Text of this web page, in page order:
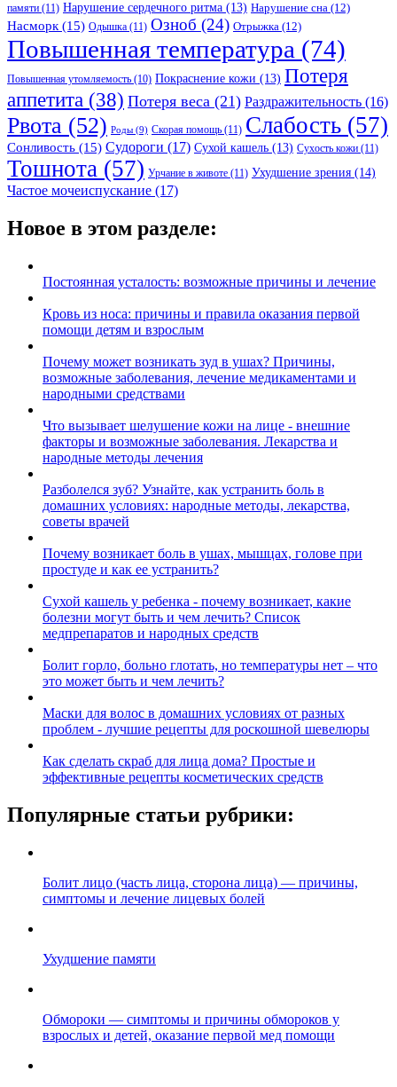
памяти (11) Нарушение сердечного ритма (13) Нарушение сна (12)
Насморк(15) Одышка (11) Озноб (24) Отрыжка (12)
Повышенная температура (74)
Повышенная утомляемость (10) Покраснение кожи (13) Потеря
аппетита (38) Потеря веса (21) Раздражительность (16)
Рвота (52) Роды (9) Скорая помощь (11) Слабость (57)
Сонливость (15) Судороги (17) Сухой кашель (13) Сухость кожи (11)
Тошнота (57) Урчание в животе (11) Ухудшение зрения (14)
Частое мочеиспускание (17)
Новое в этом разделе:
Постоянная усталость: возможные причины и лечение
Кровь из носа: причины и правила оказания первой
помощи детям и взрослым
Почему может возникать зуд в ушах? Причины,
возможные заболевания, лечение медикаментами и
народными средствами
Что вызывает шелушение кожи на лице - внешние
факторы и возможные заболевания. Лекарства и
народные методы лечения
Разболелся зуб? Узнайте, как устранить боль в
домашних условиях: народные методы, лекарства,
советы врачей
Почему возникает боль в ушах, мышцах, голове при
простуде и как ее устранить?
Сухой кашель у ребенка - почему возникает, какие
болезни могут быть и чем лечить? Список
медпрепаратов и народных средств
Болит горло, больно глотать, но температуры нет – что
это может быть и чем лечить?
Маски для волос в домашних условиях от разных
проблем - лучшие рецепты для роскошной шевелюры
Как сделать скраб для лица дома? Простые и
эффективные рецепты косметических средств
Популярные статьи рубрики:
Болит лицо (часть лица, сторона лица) — причины,
симптомы и лечение лицевых болей
Ухудшение памяти
Обмороки — симптомы и причины обмороков у
взрослых и детей, оказание первой мед помощи